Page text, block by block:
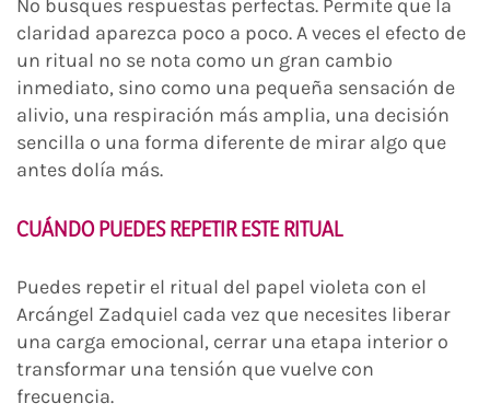
No busques respuestas perfectas. Permite que la
claridad aparezca poco a poco. A veces el efecto de
un ritual no se nota como un gran cambio
inmediato, sino como una pequeña sensación de
alivio, una respiración más amplia, una decisión
sencilla o una forma diferente de mirar algo que
antes dolía más.
CUÁNDO PUEDES REPETIR ESTE RITUAL
Puedes repetir el ritual del papel violeta con el
Arcángel Zadquiel cada vez que necesites liberar
una carga emocional, cerrar una etapa interior o
transformar una tensión que vuelve con
frecuencia.